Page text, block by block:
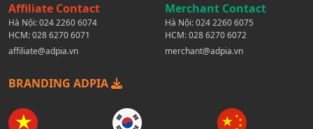
Affiliate Contact
Hà Nội:024 2260 6074
HCM:028 6270 6071
affiliate@adpia.vn
Merchant Contact
Hà Nội:024 2260 6075
HCM:028 6270 6072
merchant@adpia.vn
BRANDING ADPIA